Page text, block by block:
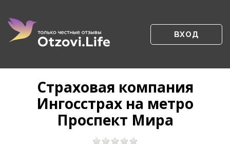
ВХОД
Страховая компания
Ингосстрах на метро
Проспект Мира